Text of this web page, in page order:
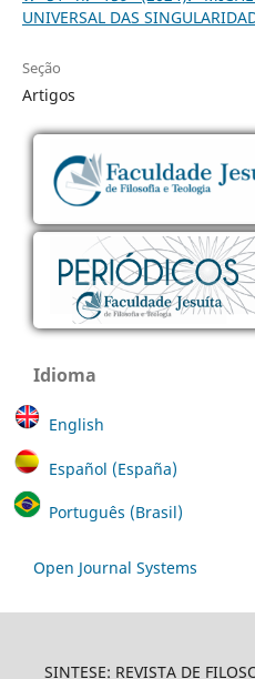
UNIVERSAL DAS
Seção
Artigos
Idioma
English
Español (España)
Português (Brasil)
Open Journal Systems
SINTESE: REVISTA DE